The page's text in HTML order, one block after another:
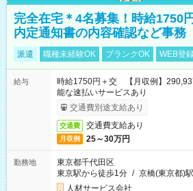
完全在宅＊4名募集！時給1750
内定通知書の内容確認など事務
派遣 職種未経験OK ブランクOK WEB登
給与
時給1750円＋交 【月収例】
能な速払いサービスあり
交通費別途支給あり
交通費 交通費支給あり
月収例 25～30万円
勤務地
東京都千代田区
東京駅から徒歩1分 / 京橋(東京都)
人材サービス会社